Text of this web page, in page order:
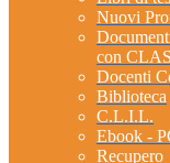
Nuovi
con
Docenti
Biblioteca
C.L.I.L.
Ebook -
Recupero